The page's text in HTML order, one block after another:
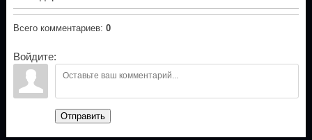
Всего комментариев: 0
Войдите:
Отправить